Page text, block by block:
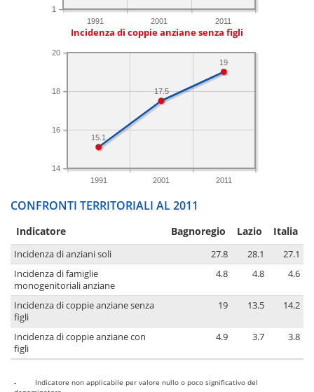
1991 2001 2011
1
Incidenza di coppie anziane senza figli
1991 2001 2011
14
16
18
20
19
17.5
15.1
CONFRONTI TERRITORIALI AL 2011
Indicatore Bagnoregio Lazio Italia
Incidenza di anziani soli 27.8 28.1
27.1
Incidenza di famiglie
monogenitoriali anziane
4.8 4.8 4.6
Incidenza di coppie anziane senza
figli
19 13.5 14.2
Incidenza di coppie anziane con
figli
4.9 3.7 3.8
-
Indicatore non applicabile per valore nullo o poco significativo del